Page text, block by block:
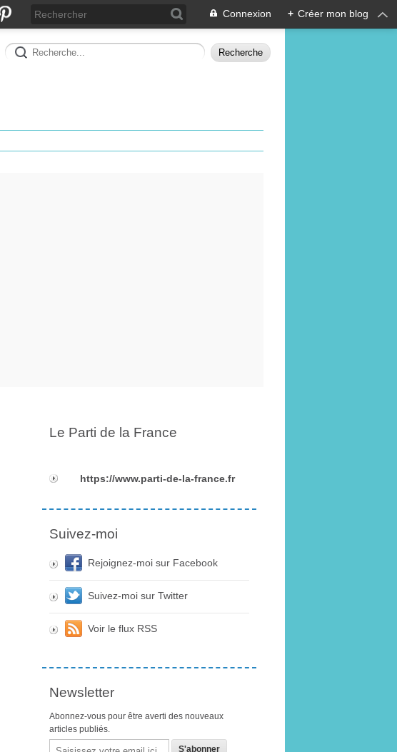
Connexion + Créer mon blog
Le Parti de la France
https://www.parti-de-la-france.fr
Suivez-moi
Rejoignez-moi sur Facebook
Suivez-moi sur Twitter
Voir le flux RSS
Newsletter
Abonnez-vous pour être averti des nouveaux
articles publiés.
Email